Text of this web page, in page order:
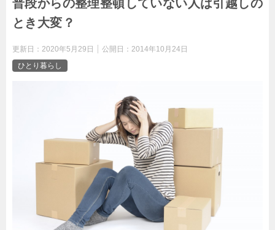
普段からの整理整頓していない人は引越しの
とき大変？
更新日： 2020年5月29日 公開日： 2014年10月24日
ひとり暮らし